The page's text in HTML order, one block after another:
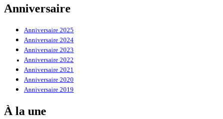
Anniversaire
Anniversaire 2025
Anniversaire 2024
Anniversaire 2023
Anniversaire 2022
Anniversaire 2021
Anniversaire 2020
Anniversaire 2019
À la une